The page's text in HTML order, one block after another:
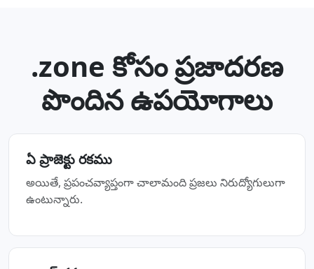
.zone కోసం ప్రజాదరణ
పొందిన ఉపయోగాలు
ఏ ప్రాజెక్టు రకము
అయితే, ప్రపంచవ్యాప్తంగా చాలామంది ప్రజలు నిరుద్యోగులుగా
ఉంటున్నారు.